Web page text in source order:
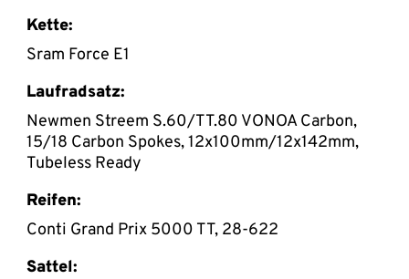
Kette:
Sram Force E1
Laufradsatz:
Newmen Streem S.60/TT.80 VONOA Carbon,
15/18 Carbon Spokes, 12x100mm/12x142mm,
Tubeless Ready
Reifen:
Conti Grand Prix 5000 TT, 28-622
Sattel: